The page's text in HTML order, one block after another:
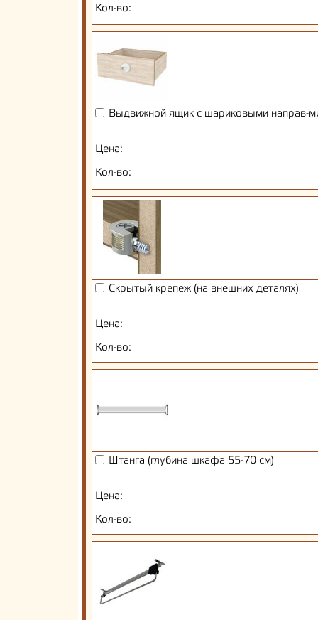
Кол-во:
Выдвижной ящик с шариковыми направ-
Цена:
Кол-во:
Скрытый крепеж (на внешних деталях)
Цена:
Кол-во:
Штанга (глубина шкафа 55-70 см)
Цена:
Кол-во: